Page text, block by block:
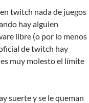
twitch nada de juegos
hay alguien
libre (o por lo menos
de twitch hay
muy molesto el límite
suerte y se le queman